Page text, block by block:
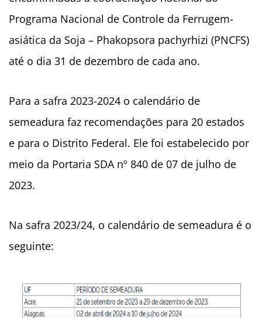
Programa Nacional de Controle da Ferrugem-
asiática da Soja – Phakopsora pachyrhizi (PNCFS)
até o dia 31 de dezembro de cada ano.
Para a safra 2023-2024 o calendário de
semeadura faz recomendações para 20 estados
e para o Distrito Federal. Ele foi estabelecido por
meio da Portaria SDA nº 840 de 07 de julho de
2023.
Na safra 2023/24, o calendário de semeadura é o
seguinte: